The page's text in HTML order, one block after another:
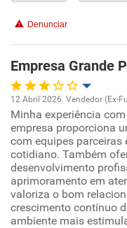
Recomenda esta
Recomenda a
Denunciar
Empresa Grande
Oportunidade de
Ambiente de trabalho
Conciliação com a
Benefícios
12 Abril 2026. Vendedor (Ex-
Minha experiência
empresa proporciona
com equipes
cotidiano. Também
desenvolvimento
aprimoramento em
valoriza o bom
crescimento contínuo
ambiente mais